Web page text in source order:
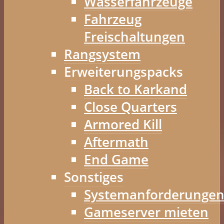
Fahrzeug
Freischaltungen
Rangsystem
Erweiterungspacks
Back to Karkand
Close Quarters
Armored Kill
Aftermath
End Game
Sonstiges
Systemanforderungen
Gameserver mieten